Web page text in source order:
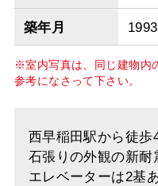
築年月
※室内写真は、同じ建物
参考になさって下さい。
西早稲田駅から徒
石張りの外観の新耐
エレベーターは2基